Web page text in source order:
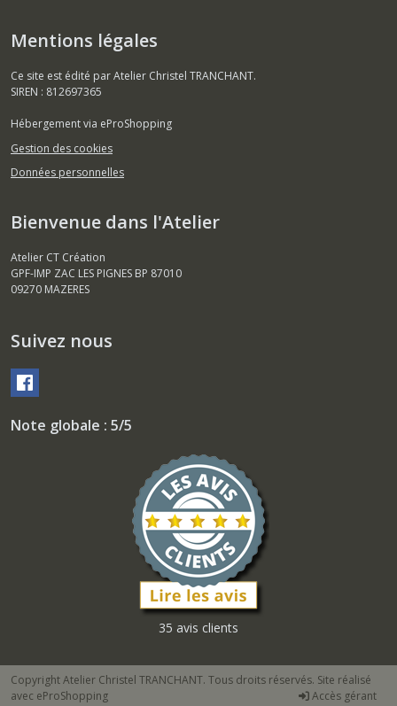
Mentions légales
Ce site est édité par Atelier Christel TRANCHANT.
SIREN : 812697365
Hébergement via eProShopping
Gestion des cookies
Données personnelles
Bienvenue dans l'Atelier
Atelier CT Création
GPF-IMP ZAC LES PIGNES BP 87010
09270 MAZERES
Suivez nous
Note globale : 5/5
35 avis clients
Copyright Atelier Christel TRANCHANT. Tous droits réservés. Site réalisé
avec eProShopping Accès gérant